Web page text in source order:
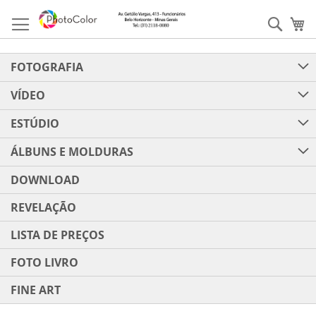
para
o
FOTOGRAFIA
VÍDEO
ESTÚDIO
ÁLBUNS E MOLDURAS
DOWNLOAD
REVELAÇÃO
LISTA DE PREÇOS
FOTO LIVRO
FINE ART